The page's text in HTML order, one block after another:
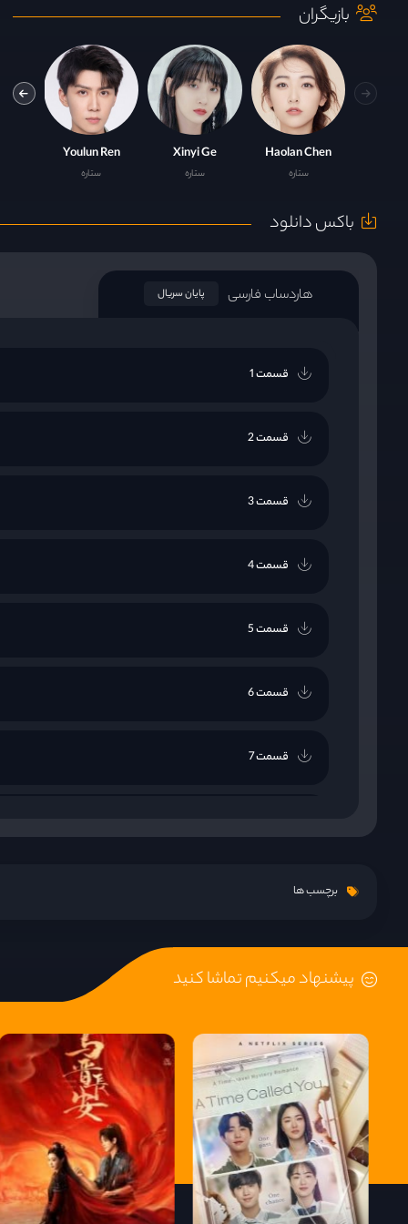
بازیگران
Haolan Chen
ستاره
Xinyi Ge
ستاره
Youlun Ren
ستاره
باکس دانلود
هاردساب فارسی پایان سریال
قسمت 1
قسمت 2
قسمت 3
قسمت 4
قسمت 5
قسمت 6
قسمت 7
قسمت 10
قسمت 12
قسمت 13
قسمت 14
برچسب ها
پیشنهاد میکنیم تماشا کنید